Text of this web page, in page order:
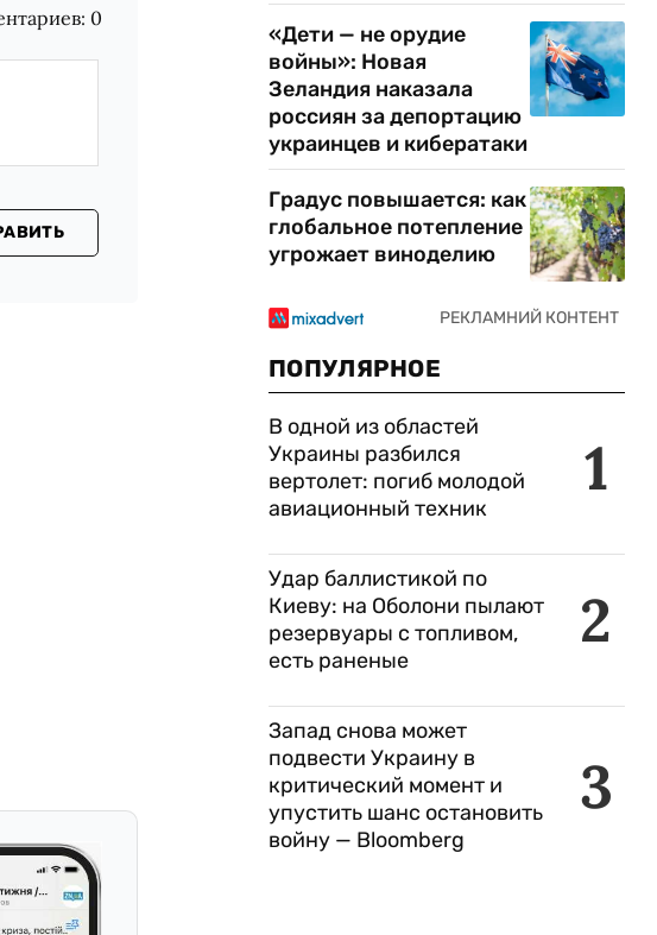
0
«Дети — не орудие
войны»: Новая
Зеландия наказала
россиян за депортацию
украинцев и кибератаки
Градус повышается: как
глобальное потепление
угрожает виноделию
ПОПУЛЯРНОЕ
1
В одной из областей
Украины разбился
вертолет: погиб молодой
авиационный техник
2
Удар баллистикой по
Киеву: на Оболони пылают
резервуары с топливом,
есть раненые
3
Запад снова может
подвести Украину в
критический момент и
упустить шанс остановить
войну — Bloomberg